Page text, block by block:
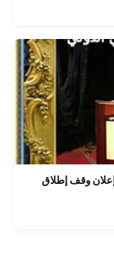
وقف إطلاق